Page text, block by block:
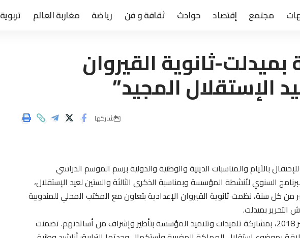
مجتمع إقتصاد حوادث ثقافة و فن رياضة مغاربة العالم تربوية
بميدلت-ثانوية القيروان
الإستقلال المجيد”
شاركها
بالأيام والمناسبات الدينية والوطنية والدولية برسم الموسم الدراسي
البرنامج السنوي لأنشطة المؤسسة وبمناسبة الذكرى الثالثة والستين لعيد الإستقلال،
كل سنة، نظمت ثانوية القيروان الإعدادية بتعاون مع المكتب المحلي للمندوبية
بميدلت.
صبحية ثقافية تربوية يوم السبت 24 نونبر 2018، بمشاركة تلميذات وتلاميذ المؤسسة بتأطير وإشراف من أساتذتهم. تضمنت